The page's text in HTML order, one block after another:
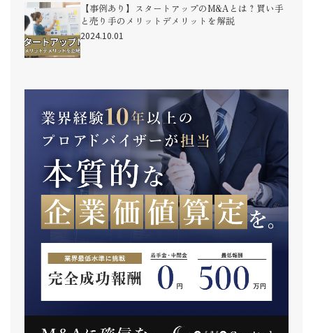
【事例あり】スタートアップのM&Aとは？買い手
と売り手のメリットデメリットを解説
2024.10.01